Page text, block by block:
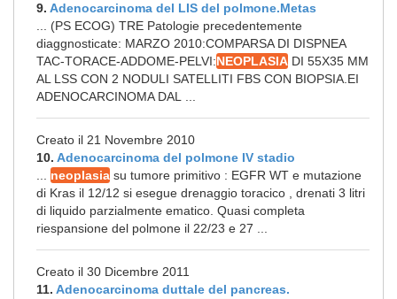
9. Adenocarcinoma del LIS del polmone.Metas
... (PS ECOG) TRE Patologie precedentemente
diaggnosticate: MARZO 2010:COMPARSA DI DISPNEA
TAC-TORACE-ADDOME-PELVI:NEOPLASIA DI 55X35 MM
AL LSS CON 2 NODULI SATELLITI FBS CON BIOPSIA.EI
ADENOCARCINOMA DAL ...
Creato il 21 Novembre 2010
10. Adenocarcinoma del polmone IV stadio
neoplasia su tumore primitivo : EGFR WT e mutazione
di Kras il 12/12 si esegue drenaggio toracico , drenati 3 litri
di liquido parzialmente ematico. Quasi completa
riespansione del polmone il 22/23 e 27 ...
Creato il 30 Dicembre 2011
11. Adenocarcinoma duttale del pancreas.